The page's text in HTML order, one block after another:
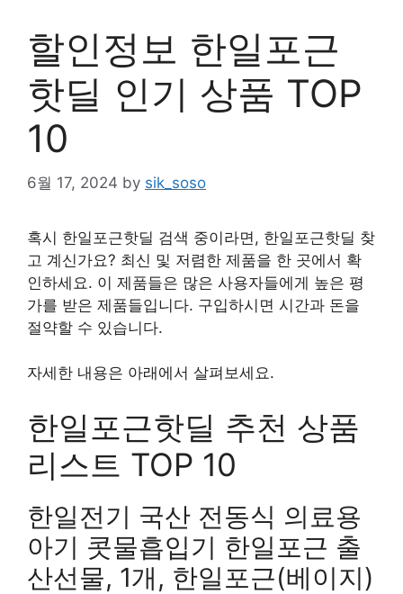
할인정보 한일포근
핫딜 인기 상품 TOP
10
6월 17, 2024 by sik_soso
혹시 한일포근핫딜 검색 중이라면, 한일포근핫딜 찾
고 계신가요? 최신 및 저렴한 제품을 한 곳에서 확
인하세요. 이 제품들은 많은 사용자들에게 높은 평
가를 받은 제품들입니다. 구입하시면 시간과 돈을
절약할 수 있습니다.
자세한 내용은 아래에서 살펴보세요.
한일포근핫딜 추천 상품
리스트 TOP 10
한일전기 국산 전동식 의료용
아기 콧물흡입기 한일포근 출
산선물, 1개, 한일포근(베이지)